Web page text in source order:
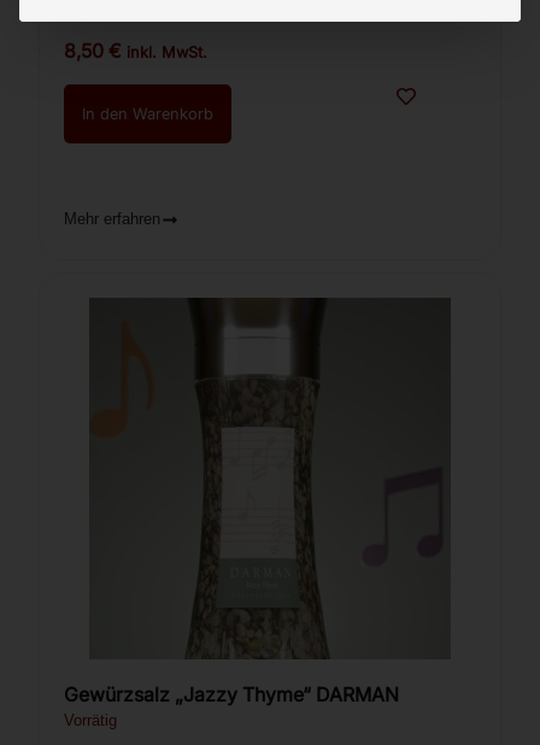
8,50€ inkl. MwSt.
In den Warenkorb
Mehr erfahren
Gewürzsalz „Jazzy Thyme“ DARMAN
Vorrätig